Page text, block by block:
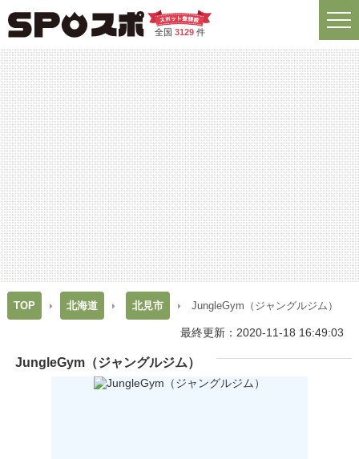
全国 3129件
TOP 北海道 北見市 JungleGym（ジャングルジム）
最終更新：2020-11-18 16:49:03
JungleGym（ジャングルジム）